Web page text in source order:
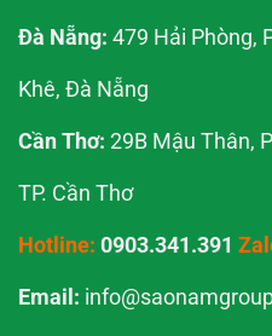
Đà Nẵng: 479 Hải Phòng,
Khê, Đà Nẵng
Cần Thơ: 29B Mậu Thân,
TP. Cần Thơ
Hotline: 0903.341.391
Email: